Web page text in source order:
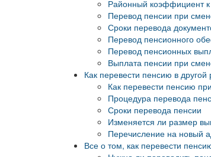
Районный коэффициент
Перевод пенсии при
Сроки перевода
Перевод пенсионного
Перевод пенсионных
Выплата пенсии при
Как перевести пенсию в другой
Как перевести пенсию
Процедура перевода
Сроки перевода пенсии
Изменяется ли размер
Перечисление на новый
Все о том, как перевести